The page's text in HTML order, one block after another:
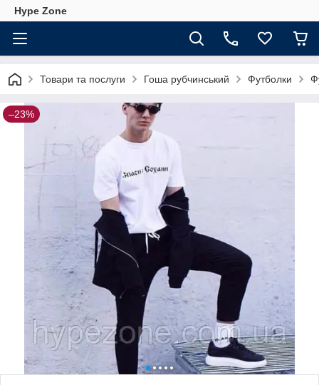
Hype Zone
Товари та послуги Гоша рубчинський Футболки
–23%